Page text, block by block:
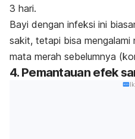
3 hari.
Bayi dengan infeksi ini
sakit, tetapi bisa
mata merah sebelumnya
4. Pemantauan efek